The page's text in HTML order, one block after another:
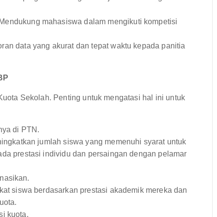
mahasiswa dalam mengikuti kompetisi
data yang akurat dan tepat waktu kepada panitia
Sekolah. Penting untuk mengatasi hal ini untuk
di PTN.
jumlah siswa yang memenuhi syarat untuk
prestasi individu dan persaingan dengan pelamar
siswa berdasarkan prestasi akademik mereka dan
kuota.